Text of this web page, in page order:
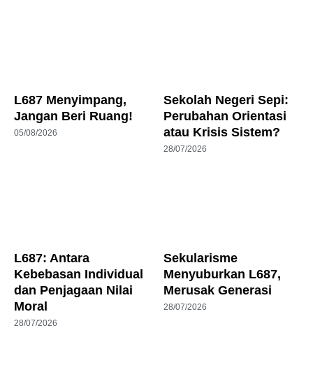
L687 Menyimpang,
Jangan Beri Ruang!
05/08/2026
Sekolah Negeri Sepi:
Perubahan Orientasi
atau Krisis Sistem?
28/07/2026
L687: Antara
Kebebasan Individual
dan Penjagaan Nilai
Moral
28/07/2026
Sekularisme
Menyuburkan L687,
Merusak Generasi
28/07/2026